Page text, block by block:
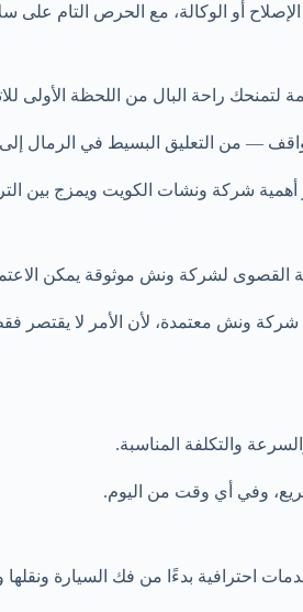
أو الوكالة، مع الحرص التام على
لتمنحك راحة البال من اللحظة الأولى
— من التعليق البسيط في الرمال
شركة ونشات الكويت ويمزج بين
القصوى لشركة ونش موثوقة يمكن
ونش معتمدة، لأن الأمر لا
والتكلفة المناسبة.
وفي أي وقت من اليوم.
احترافية بدءًا من فك السيارة ونقلها